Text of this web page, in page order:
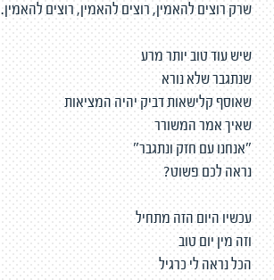
שרק רוצים להאמין, רוצים להאמין, רוצים להאמין.
שיש עוד טוב יותר מרע
שנתגבר שלא נורא
שאוסף קלישאות דביק יהיה המציאות
שאיך אמר המשורר
"אנחנו עם חזק ונתגבר"
נראה לכם פשוט?
עכשיו היום הזה מתחיל
וזה מין יום טוב
הכל נראה לי כרגיל